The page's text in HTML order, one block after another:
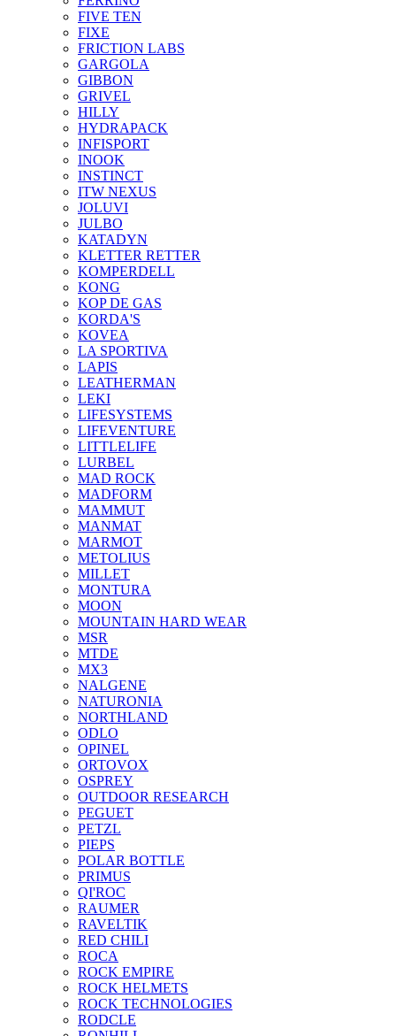
FIVE TEN
FIXE
FRICTION LABS
GARGOLA
GIBBON
GRIVEL
HILLY
HYDRAPACK
INFISPORT
INOOK
INSTINCT
ITW NEXUS
JOLUVI
JULBO
KATADYN
KLETTER RETTER
KOMPERDELL
KONG
KOP DE GAS
KORDA'S
KOVEA
LA SPORTIVA
LAPIS
LEATHERMAN
LEKI
LIFESYSTEMS
LIFEVENTURE
LITTLELIFE
LURBEL
MAD ROCK
MADFORM
MAMMUT
MANMAT
MARMOT
METOLIUS
MILLET
MONTURA
MOON
MOUNTAIN HARD WEAR
MSR
MTDE
MX3
NALGENE
NATURONIA
NORTHLAND
ODLO
OPINEL
ORTOVOX
OSPREY
OUTDOOR RESEARCH
PEGUET
PETZL
PIEPS
POLAR BOTTLE
PRIMUS
QI'ROC
RAUMER
RAVELTIK
RED CHILI
ROCA
ROCK EMPIRE
ROCK HELMETS
ROCK TECHNOLOGIES
RODCLE